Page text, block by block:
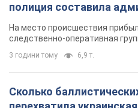
полиция составила
протокол. Видео
На место происшествия
следственно-оперативная
3 години тому 6,9 т.
Сколько